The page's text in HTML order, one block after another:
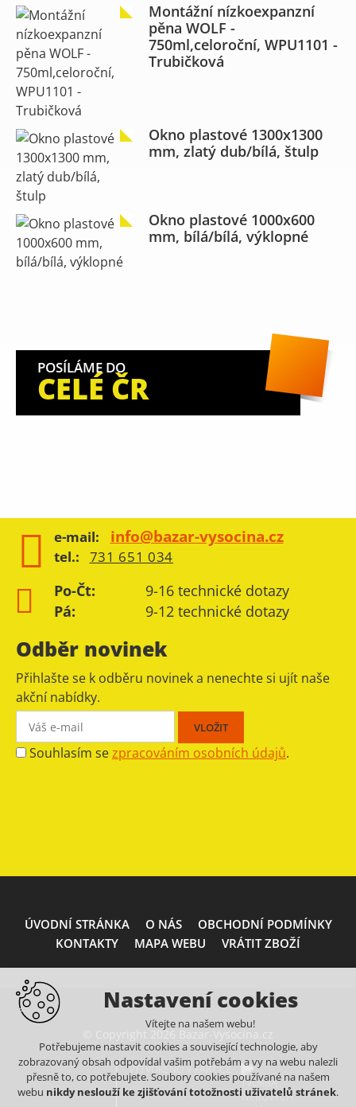
Montážní nízkoexpanzní
pěna WOLF -
750ml,celoroční, WPU1101 -
Trubičková
Okno plastové 1300x1300
mm, zlatý dub/bílá, štulp
Okno plastové 1000x600
mm, bílá/bílá, výklopné
POSÍLÁME DO
CELÉ ČR
e-mail: info@bazar-vysocina.cz
tel.: 731 651 034
Po-Čt:
9-16 technické dotazy
Pá:
9-12 technické dotazy
Odběr novinek
Přihlašte se k odběru novinek a nenechte si ujít naše
akční nabídky.
Souhlasím sezpracováním osobních údajů.
ÚVODNÍ STRÁNKA O NÁS
OBCHODNÍ PODMÍNKY
KONTAKTY
MAPA WEBU VRÁTIT ZBOŽÍ
© Copyright 2026 Bazar-Vysocina.cz
VYTVOŘENO V XART.CZ
Nastavení cookies
Vítejte na našem webu!
Potřebujeme nastavit cookies a související technologie, aby
zobrazovaný obsah odpovídal vašim potřebám a vy na webu nalezli
přesně to, co potřebujete. Soubory cookies používané na našem
webu nikdy neslouží ke zjišťování totožnosti uživatelů stránek.